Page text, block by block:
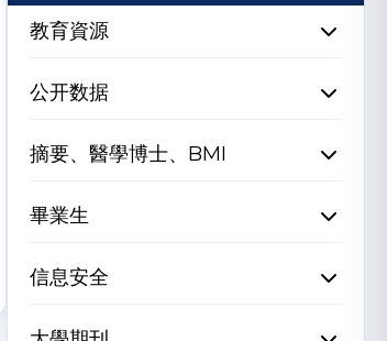
教育資源
公开数据
摘要、醫學博士、BMI
畢業生
信息安全